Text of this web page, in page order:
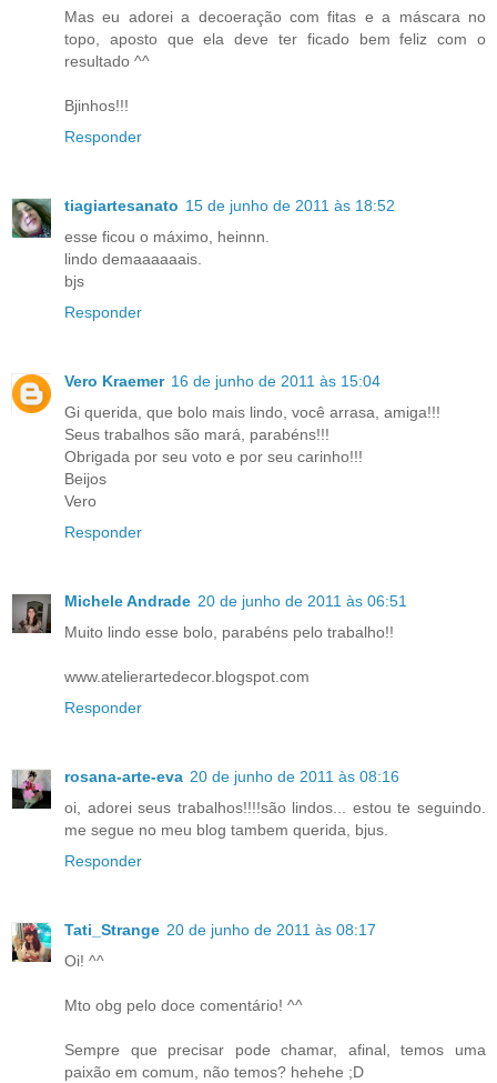
Mas eu adorei a decoeração com fitas e a máscara no
topo, aposto que ela deve ter ficado bem feliz com o
resultado ^^
Bjinhos!!!
Responder
tiagiartesanato 15 de junho de 2011 às 18:52
esse ficou o máximo, heinnn.
lindo demaaaaaais.
bjs
Responder
Vero Kraemer 16 de junho de 2011 às 15:04
Gi querida, que bolo mais lindo, você arrasa, amiga!!!
Seus trabalhos são mará, parabéns!!!
Obrigada por seu voto e por seu carinho!!!
Beijos
Vero
Responder
Michele Andrade 20 de junho de 2011 às 06:51
Muito lindo esse bolo, parabéns pelo trabalho!!
www.atelierartedecor.blogspot.com
Responder
rosana-arte-eva 20 de junho de 2011 às 08:16
oi, adorei seus trabalhos!!!!são lindos... estou te seguindo.
me segue no meu blog tambem querida, bjus.
Responder
Tati_Strange 20 de junho de 2011 às 08:17
Oi! ^^
Mto obg pelo doce comentário! ^^
Sempre que precisar pode chamar, afinal, temos uma
paixão em comum, não temos? hehehe ;D